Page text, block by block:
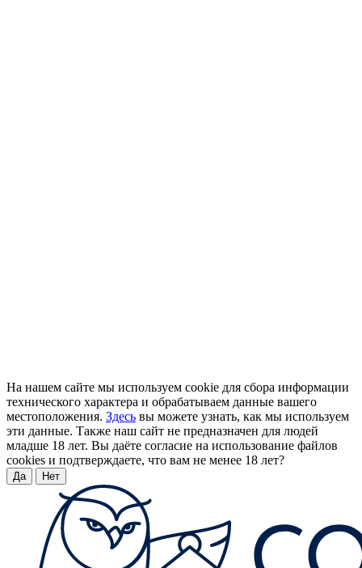
На нашем сайте мы используем cookie для сбора информации
технического характера и обрабатываем данные вашего
местоположения. Здесь вы можете узнать, как мы используем
эти данные. Также наш сайт не предназначен для людей
младше 18 лет. Вы даёте согласие на использование файлов
cookies и подтверждаете, что вам не менее 18 лет?
Да Нет